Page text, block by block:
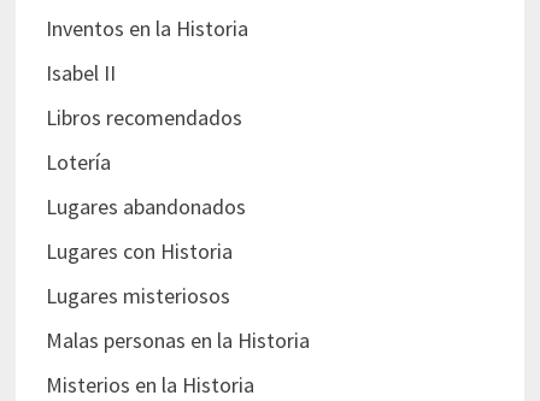
Inventos en la Historia
Isabel II
Libros recomendados
Lotería
Lugares abandonados
Lugares con Historia
Lugares misteriosos
Malas personas en la Historia
Misterios en la Historia